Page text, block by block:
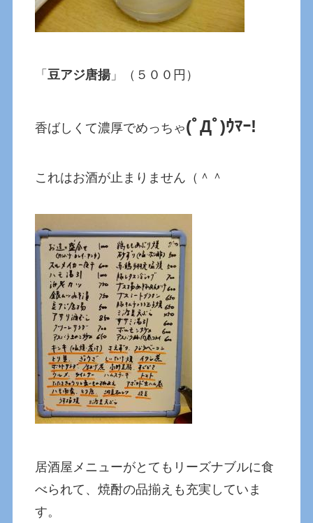
「豆アジ唐揚 」（５００円）
香ばしくて濃厚でめっちゃ(ﾟДﾟ)ｳﾏｰ!
これはお酒が止まりません（＾＾
居酒屋メニューがとてもリーズナブルに食
べられて、焼酎の品揃えも充実していま
す。